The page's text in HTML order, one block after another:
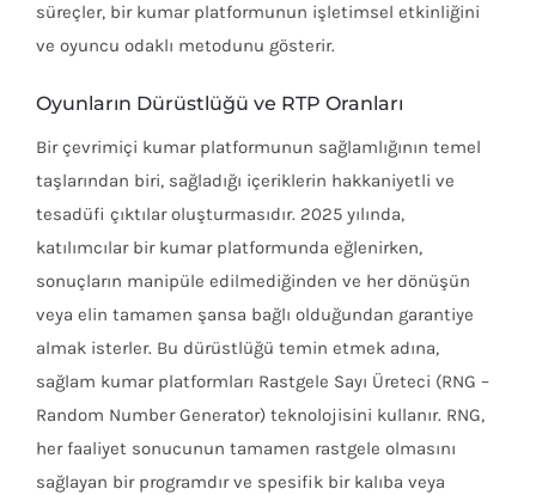
süreçler, bir kumar platformunun işletimsel etkinliğini
ve oyuncu odaklı metodunu gösterir.
Oyunların Dürüstlüğü ve RTP Oranları
Bir çevrimiçi kumar platformunun sağlamlığının temel
taşlarından biri, sağladığı içeriklerin hakkaniyetli ve
tesadüfi çıktılar oluşturmasıdır. 2025 yılında,
katılımcılar bir kumar platformunda eğlenirken,
sonuçların manipüle edilmediğinden ve her dönüşün
veya elin tamamen şansa bağlı olduğundan garantiye
almak isterler. Bu dürüstlüğü temin etmek adına,
sağlam kumar platformları Rastgele Sayı Üreteci (RNG –
Random Number Generator) teknolojisini kullanır. RNG,
her faaliyet sonucunun tamamen rastgele olmasını
sağlayan bir programdır ve spesifik bir kalıba veya